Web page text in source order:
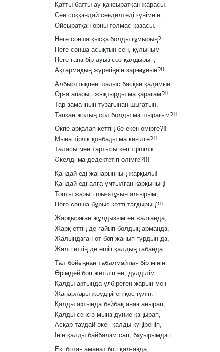
Қатты батты-ау қансыратқан жарасы.
Сең соққандай сенделтеді күнімнің
Ойсыратқан орны толмас қазасы.
Неге сонша қысқа болды ғұмырың?
Неге сонша асықтың сен, құлыным
Неге ғана бір ауыз сөз қалдырып,
Ақтармадың жүрегіңнің зар-мұңын?!!
Албырттықпен шалыс басқан қадамың
Орға апарып жықтырды ма қарағам?!!
Тар заманның тұзағынан шығатын,
Тапқан жолың сол болды ма шырағым?!!
Өкпе арқалап кеттің бе екен өмірге?!!
Мына тірлік қонбады ма көңілге?!!
Таласы мен тартысы көп тіршілік
Әкелді ма дедектетіп өлімге?!!!
Қандай еді жанарыңның жарқылы!
Қандай еді алға ұмтылған қарқының!
Топты жарып шығатұғын алғырым,
Неге сонша бұрыс кетті тағдырың?!!
Жарқыраған жұлдызым ең жалғанда,
Жарқ еттің де ғайып болдың арманда,
Жалындаған от боп жанып тұрдың да,
Жалп еттің де өшіп қалдың табанда.
Тал бойыңнан табылмайтын бір мінің
Өрімдей боп жетіліп ең, дүлділім
Қалды артыңда үлбіреген жарың мен
Жанарлары жәудіріген қос гүлің.
Қалды артыңда бейбақ анаң аңырап,
Қалды сенсіз мына дүние қаңырап,
Асқар таудай әкең қалды күңіреніп,
Інің қалды байбалам сап, бауырымдап.
Екі ботаң аманат боп қалғанда,